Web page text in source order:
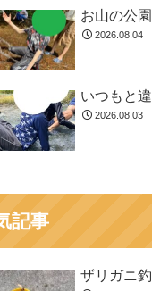
お山の公
2026.08.04
いつもと違
2026.08.03
記事
ザリガニ釣